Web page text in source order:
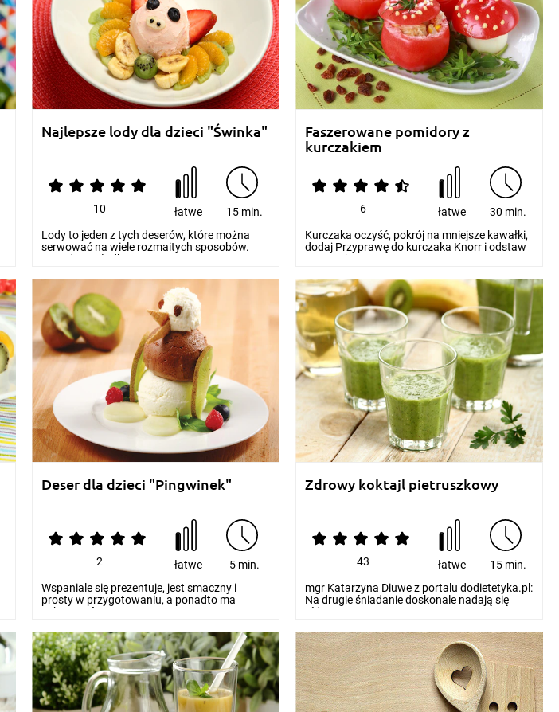
Najlepsze lody dla dzieci "Świnka"
10 łatwe
15 min.
Lody to jeden z tych deserów, które można
serwować na wiele rozmaitych sposobów.
Przepis na słodk...
Faszerowane pomidory z
kurczakiem
6 łatwe
30 min.
Kurczaka oczyść, pokrój na mniejsze kawałki,
dodaj Przyprawę do kurczaka Knorr i odstaw
na 15 min...
Deser dla dzieci "Pingwinek"
2 łatwe
5 min.
Wspaniale się prezentuje, jest smaczny i
prosty w przygotowaniu, a ponadto ma
zabawną formę. Dese...
Zdrowy koktajl pietruszkowy
43 łatwe
15 min.
mgr Katarzyna Diuwe z portalu dodietetyka.pl:
Na drugie śniadanie doskonale nadają się
różnego ro...